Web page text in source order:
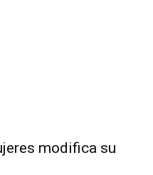
modifica su